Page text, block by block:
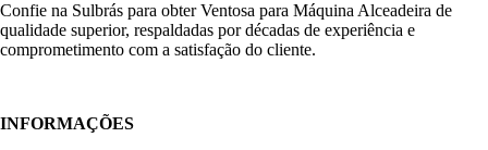
Confie na Sulbrás para obter Ventosa para Máquina Alceadeira de
qualidade superior, respaldadas por décadas de experiência e
comprometimento com a satisfação do cliente.
INFORMAÇÕES